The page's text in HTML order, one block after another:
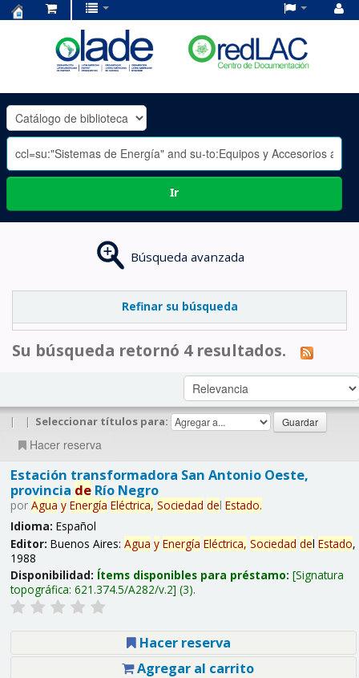
OLADE
-
Ir
Búsqueda avanzada
Refinar su búsqueda
Su búsqueda retornó 4 resultados.
| | Seleccionar títulos para:
Hacer reserva
Estación transformadora San Antonio Oeste,
provincia deRío Negro
por Agua y Energía Eléctrica, Sociedad del Estado.
Idioma: Español
Editor: Buenos Aires: Agua y Energía Eléctrica, Sociedad del Estado,
1988
Disponibilidad: Ítems disponibles para préstamo: Signatura
topográfica: 621.374.5/A282/v.2 (3).
Hacer reserva
Agregar al carrito